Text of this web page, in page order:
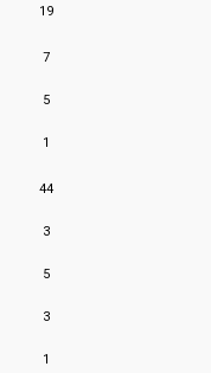
19
7
5
1
44
3
5
3
1